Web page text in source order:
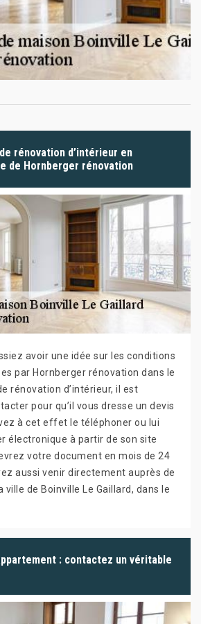
rénovation d’intérieur en
de Hornberger rénovation
avoir une idée sur les conditions
par Hornberger rénovation dans le
rénovation d’intérieur, il est
pour qu’il vous dresse un devis
à cet effet le téléphoner ou lui
électronique à partir de son site
votre document en mois de 24
aussi venir directement auprès de
ville de Boinville Le Gaillard, dans le
: contactez un véritable